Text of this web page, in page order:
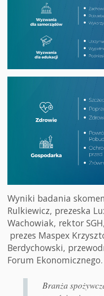
Wyniki badania
Rulkiewicz, prezeska
Wachowiak, rektor
prezes Maspex
Berdychowski,
Forum Ekonomicznego.
Branża